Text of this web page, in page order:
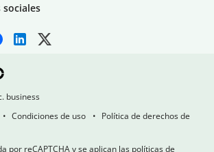
sociales
business
Condiciones de uso
Política de derechos de
por reCAPTCHA y se aplican las políticas de